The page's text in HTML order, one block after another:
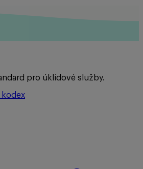
pro úklidové služby.